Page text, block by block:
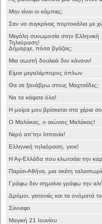
Μην είναι οι κάμπιες;
Σαν να συγκρίνεις πορτοκάλια με
Μεγάλη συνωμοσία στην Ελληνική
Τηλεόραση!
Δήμαρχε, πόσα βγάζεις;
Μια σωστή δουλειά δεν κάνουν!
Είμαι μεγαλέμπορος όπλων
Θα σε ξανάβρω στους Μαχτσέδες;
Να τα κάψετε όλα!
Η μοίρα μου βρίσκεται στα χέρια
Ο Μαλάκας, ο αιώνιος Μαλάκας!
Νερό απ'την Ισπανία!
Ελληνική τηλεόραση, γιοκ!
Η Αγ-Ελλάδα που κλωτσάει την
Παρίσι-Αθήνα, μια σκέτη
Γράφω δεν σημαίνει γράφω την
Δρόμοι, γειτονιές και τα ονόματά
Σύννεφο
Μαγική 21 Ιουνίου